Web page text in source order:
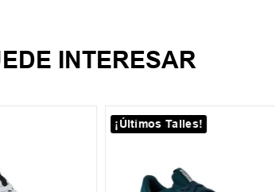
INTERESAR
¡Últimos Talles!